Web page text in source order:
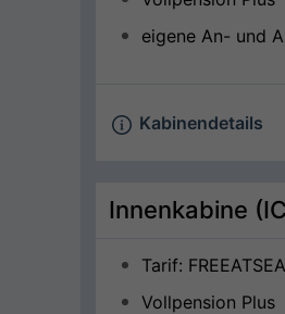
eigene An- und
Kabinendetails
Innenkabine
Tarif: FREEATSEA
Vollpension Plus